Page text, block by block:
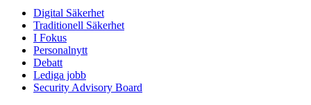
Digital Säkerhet
Traditionell Säkerhet
I Fokus
Personalnytt
Debatt
Lediga jobb
Security Advisory Board